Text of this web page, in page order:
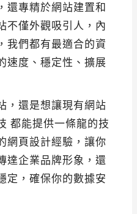
還專精於網站建置和
不僅外觀吸引人，內
我們都有最適合的資
速度、穩定性、擴展
，還是想讓現有網站
都能提供一條龍的技
網頁設計經驗，讓你
達企業品牌形象，還
定，確保你的數據安